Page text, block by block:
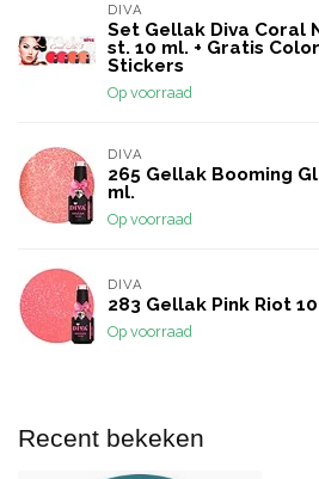
DIVA
Set Gellak Diva Coral
st. 10 ml. + Gratis
Stickers
Op voorraad
DIVA
265 Gellak Booming
ml.
Op voorraad
DIVA
283 Gellak Pink Riot
Op voorraad
Recent bekeken